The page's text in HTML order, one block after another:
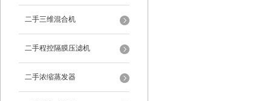
二手三维混合机
二手程控隔膜压滤机
二手浓缩蒸发器